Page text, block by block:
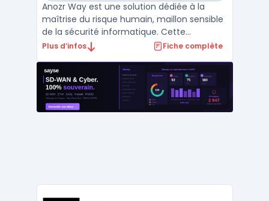
Anozr Way est une solution dédiée à la
maîtrise du risque humain, maillon sensible
de la sécurité informatique. Cette
plateforme utilise l'IA pour analyser
identifiant les données publiques, l'outil
réduit la surface d'attaque. Ce
positionnement répond aux en ...
Plus d’infos Fiche complète